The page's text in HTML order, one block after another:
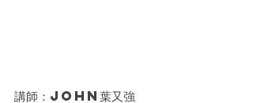
講師：John葉又強